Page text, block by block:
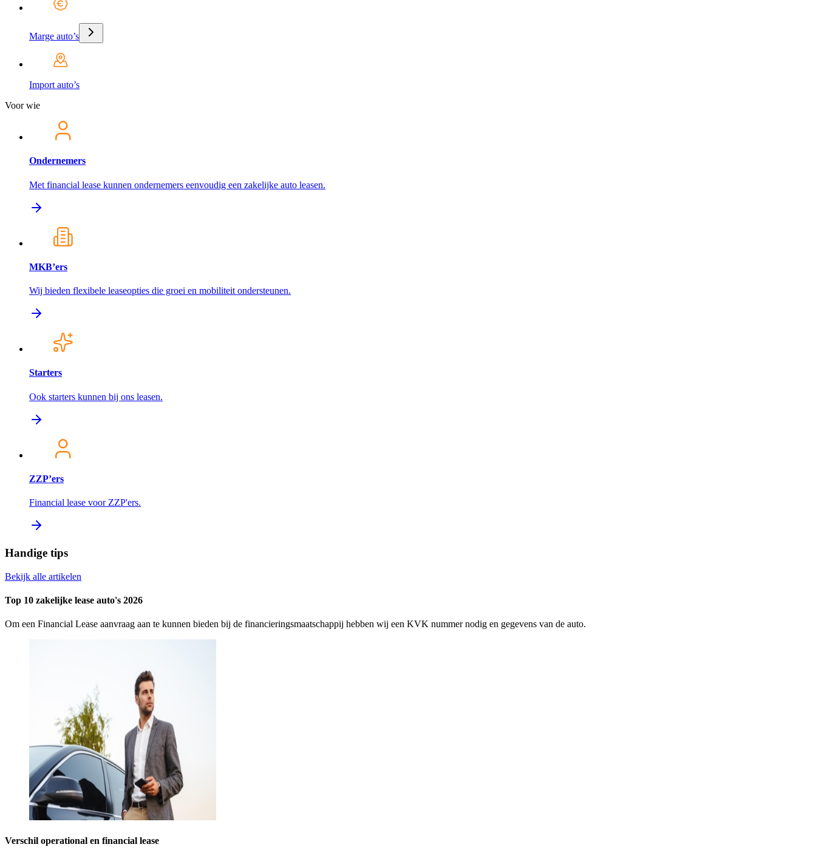
Marge auto’s
Import auto’s
Voor wie
Ondernemers
Met financial lease kunnen ondernemers eenvoudig een zakelijke auto leasen.
MKB’ers
Wij bieden flexibele leaseopties die groei en mobiliteit ondersteunen.
Starters
Ook starters kunnen bij ons leasen.
ZZP’ers
Financial lease voor ZZP'ers.
Handige tips
Bekijk alle artikelen
Top 10 zakelijke lease auto's 2026
Om een Financial Lease aanvraag aan te kunnen bieden bij de financieringsmaatschappij hebben wij een KVK nummer nodig en gegevens van de auto.
Verschil operational en financial lease